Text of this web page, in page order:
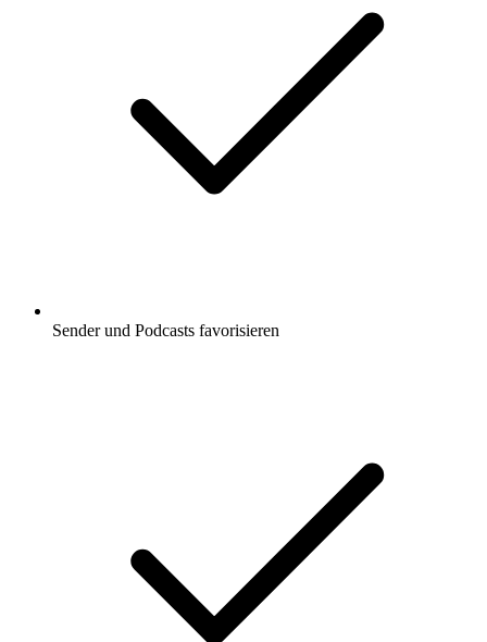
Sender und Podcasts favorisieren